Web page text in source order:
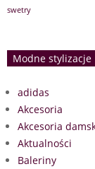
swetry
Modne stylizacje
adidas
Akcesoria
Akcesoria
Aktualności
Baleriny